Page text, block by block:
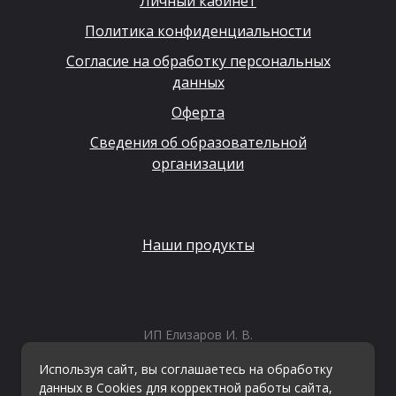
Политика конфиденциальности
Согласие на обработку персональных
данных
Оферта
Сведения об образовательной
организации
Наши продукты
ИП Елизаров И. В.
ОГРНИП: 315665800057162
Эл. почта:info@kvestiks.ru
Используя сайт, вы соглашаетесь на обработку
данных в Cookies для корректной работы сайта,